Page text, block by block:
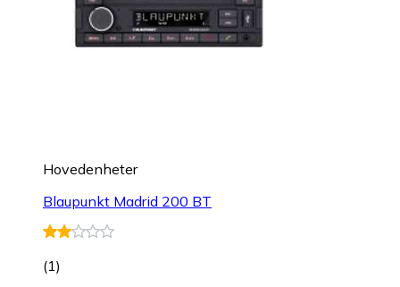
Hovedenheter
Blaupunkt Madrid 200 BT
(1)